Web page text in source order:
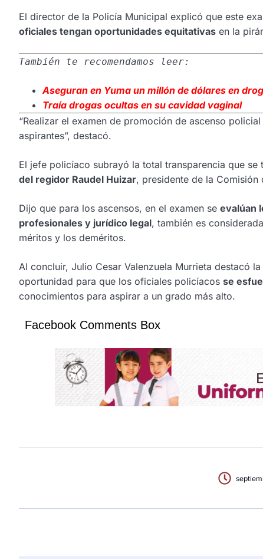
El director de la Policía Municipal explicó que este
oficiales tengan oportunidades equitativas en la
También te recomendamos leer:
Aseguran en Yuma un millón de dólares en
Traía drogas ocultas en su cavidad vaginal
“Realizar el examen de promoción de ascenso policial
aspirantes”, destacó.
El jefe policíaco subrayó la total transparencia que
del regidor Raudel Huizar, presidente de la
Dijo que para los ascensos, en el examen se evalúan
profesionales y jurídico legal, también es
méritos y los deméritos.
Al concluir, Julio Cesar Valenzuela Murrieta destacó
oportunidad para que los oficiales policíacos se
conocimientos para aspirar a un grado más alto.
Facebook Comments Box